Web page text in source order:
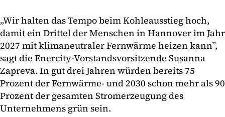
„Wir halten das Tempo beim Kohleausstieg hoch,
damit ein Drittel der Menschen in Hannover im Jahr
2027 mit klimaneutraler Fernwärme heizen kann”,
sagt die Enercity-Vorstandsvorsitzende Susanna
Zapreva. In gut drei Jahren würden bereits 75
Prozent der Fernwärme- und 2030 schon mehr als 90
Prozent der gesamten Stromerzeugung des
Unternehmens grün sein.